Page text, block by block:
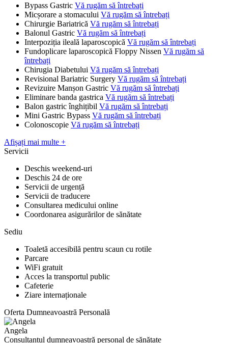
Bypass Gastric Vă rugăm să întrebați
Micșorare a stomacului Vă rugăm să întrebați
Chirurgie Bariatrică Vă rugăm să întrebați
Balonul Gastric Vă rugăm să întrebați
Interpoziția ileală laparoscopică Vă rugăm să întrebați
Fundoplicare laparoscopică Floppy Nissen Vă rugăm să
întrebați
Chirugia Diabetului Vă rugăm să întrebați
Revisional Bariatric Surgery Vă rugăm să întrebați
Revizuire Manșon Gastric Vă rugăm să întrebați
Eliminare banda gastrica Vă rugăm să întrebați
Balon gastric înghițibil Vă rugăm să întrebați
Mini Gastric Bypass Vă rugăm să întrebați
Colonoscopie Vă rugăm să întrebați
Afișați mai multe +
Servicii
Deschis weekend-uri
Deschis 24 de ore
Servicii de urgență
Servicii de traducere
Consultarea medicului online
Coordonarea asigurărilor de sănătate
Sediu
Toaletă accesibilă pentru scaun cu rotile
Parcare
WiFi gratuit
Acces la transportul public
Cafeterie
Ziare internaționale
Oferta Dumneavoastră Personală
Angela
Consultantul dumneavoastră personal de sănătate